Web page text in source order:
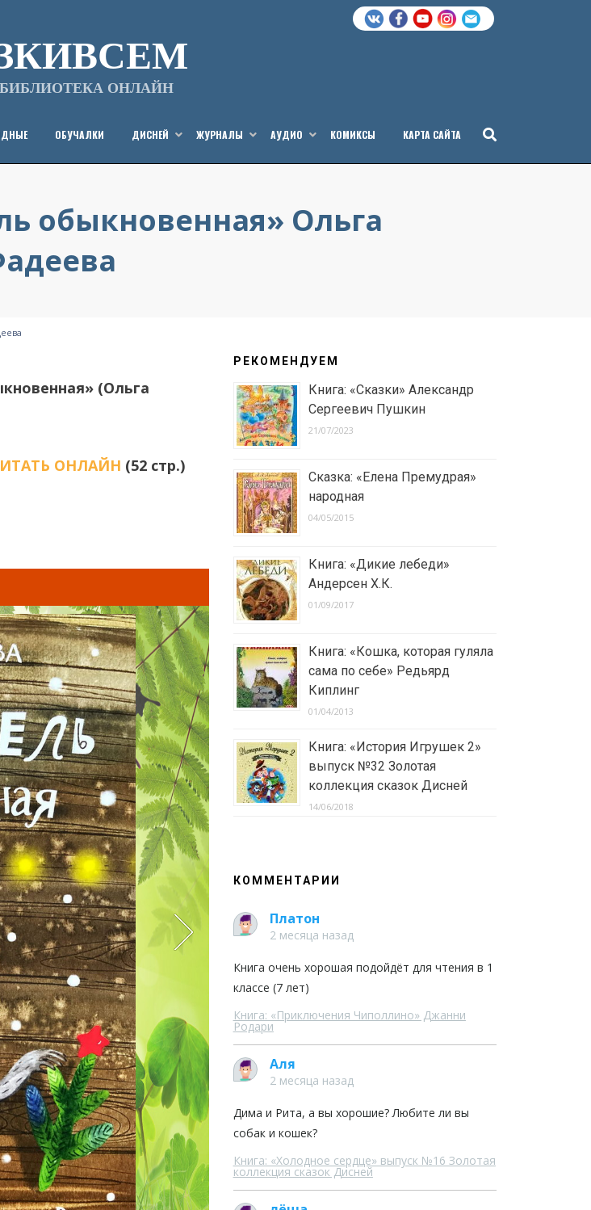
ОНЛАЙН
ОБУЧАЛКИ ДИСНЕЙ ЖУРНАЛЫ АУДИО КОМИКСЫ КАРТА САЙТА
обыкновенная» Ольга
(Ольга
ОНЛАЙН (52 стр.)
РЕКОМЕНДУЕМ
Книга: «Сказки» Александр
Сергеевич Пушкин
21/07/2023
Сказка: «Елена Премудрая»
народная
04/05/2015
Книга: «Дикие лебеди»
Андерсен Х.К.
01/09/2017
Книга: «Кошка, которая гуляла
сама по себе» Редьярд
Киплинг
01/04/2013
Книга: «История Игрушек 2»
выпуск №32 Золотая
коллекция сказок Дисней
14/06/2018
КОММЕНТАРИИ
Платон
2 месяца назад
Книга очень хорошая подойдёт для чтения в 1
классе (7 лет)
Книга: «Приключения Чиполлино» Джанни
Родари
Аля
2 месяца назад
Дима и Рита, а вы хорошие? Любите ли вы
собак и кошек?
Книга: «Холодное сердце» выпуск №16 Золотая
коллекция сказок Дисней